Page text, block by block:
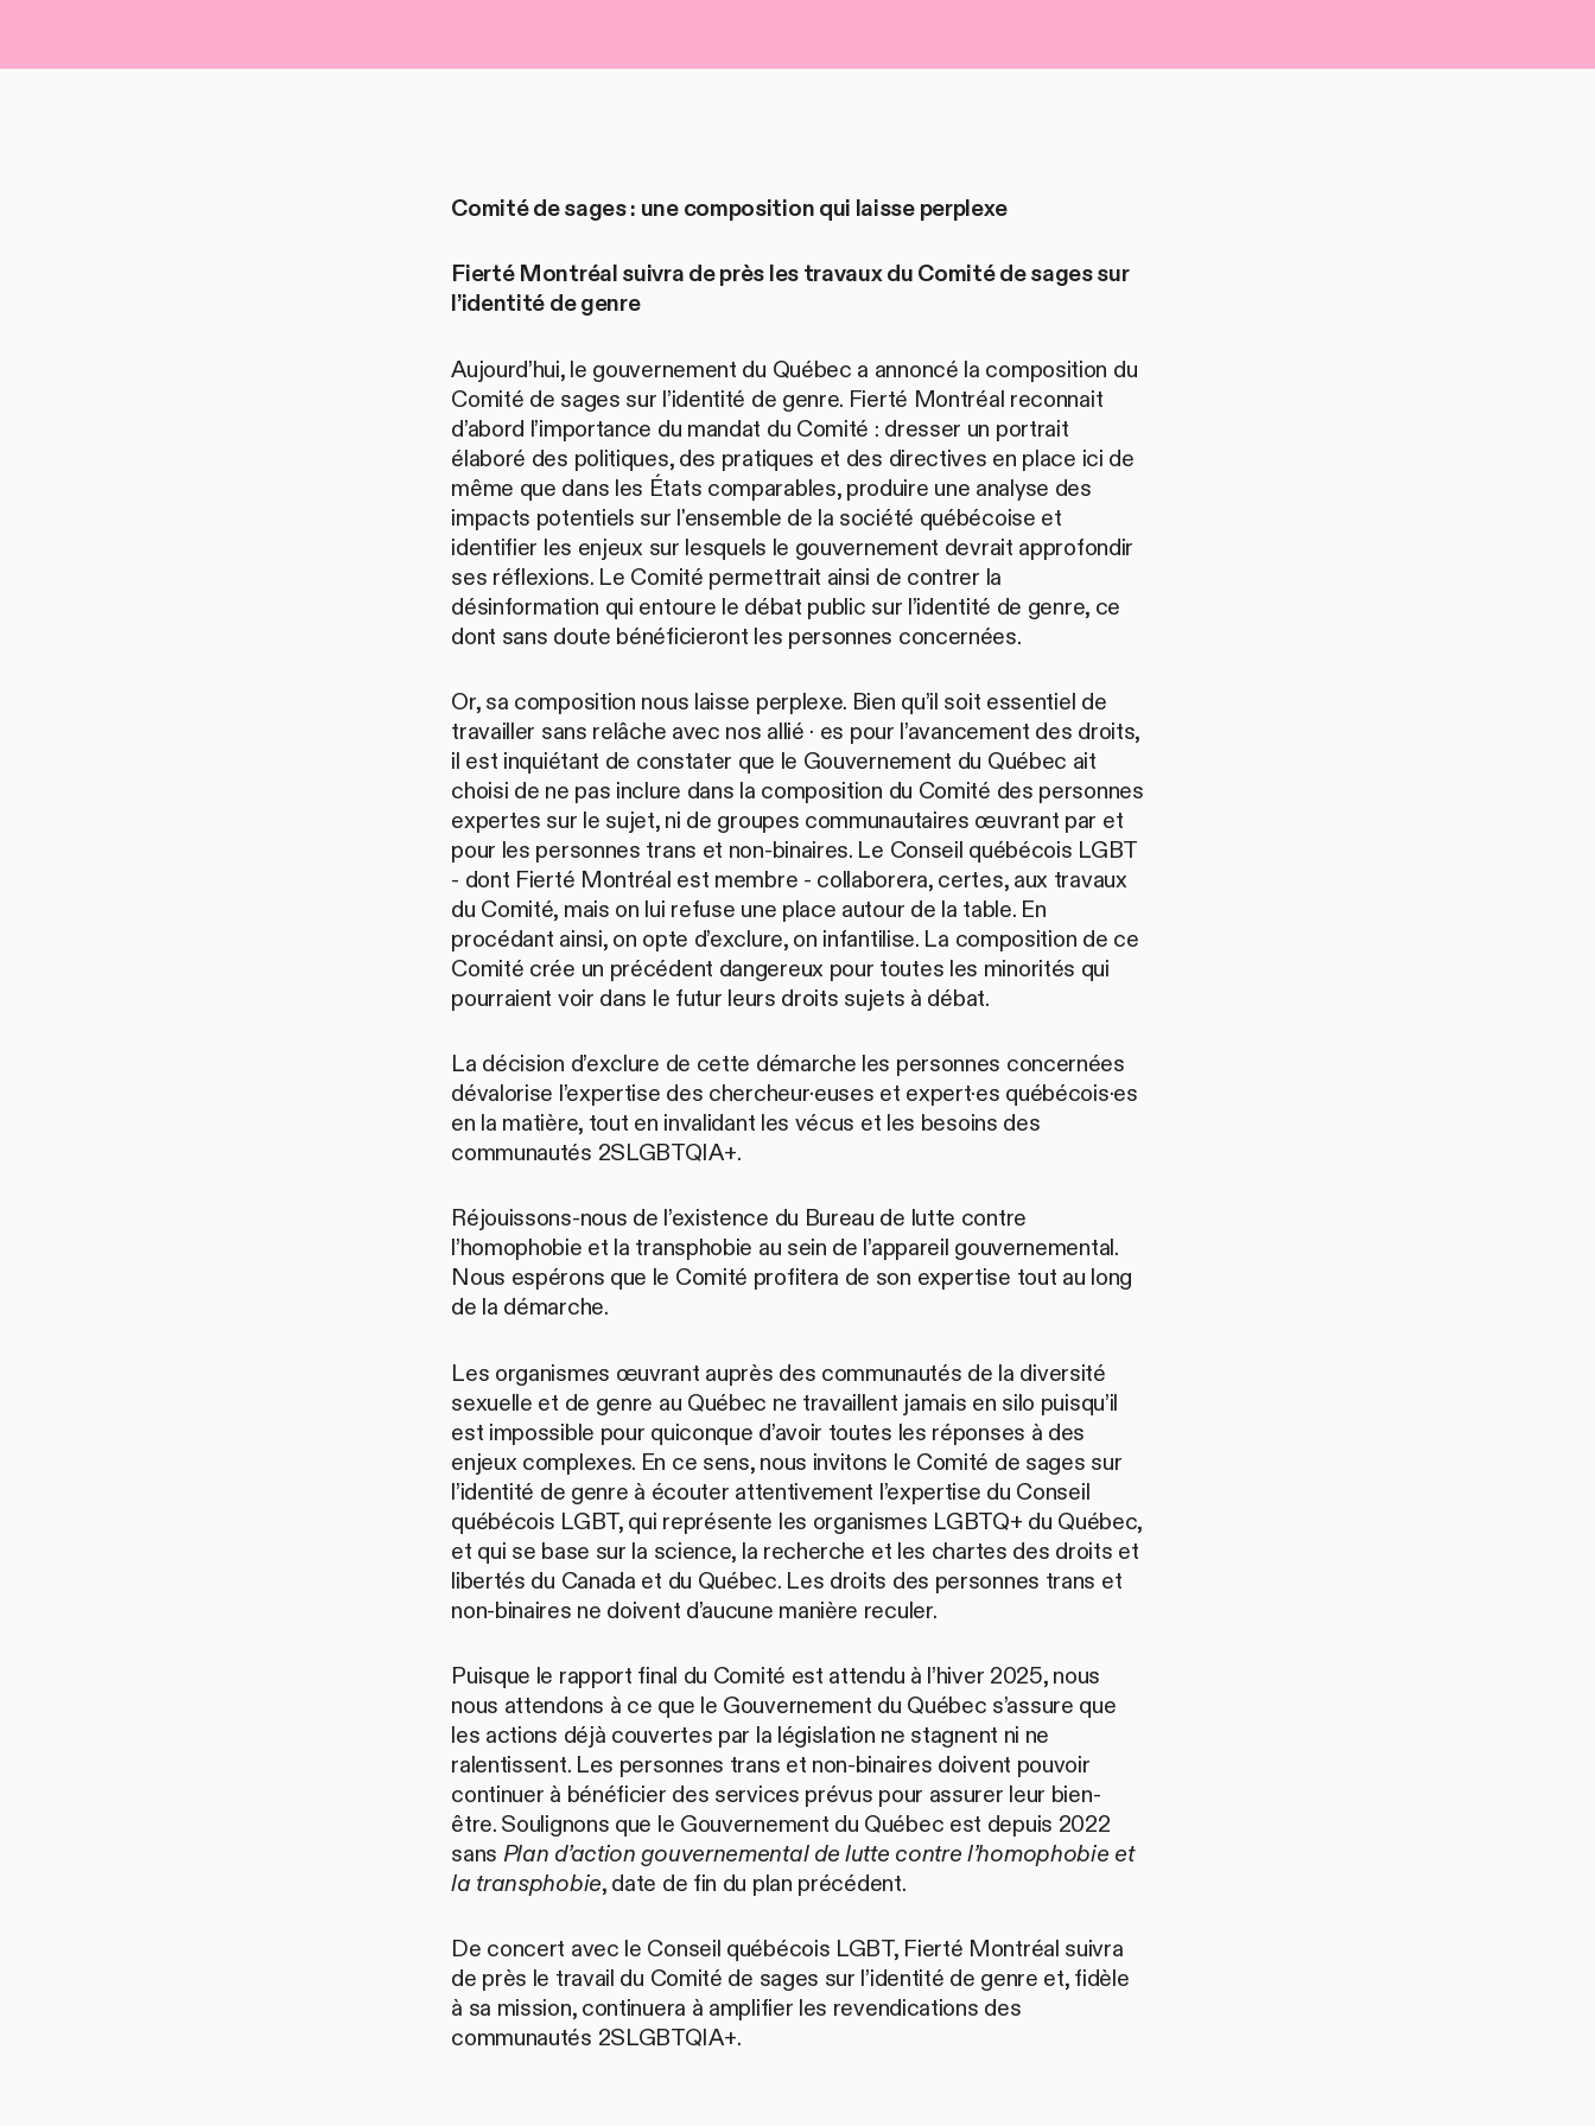
Comité de sages : une composition qui laisse perplexe
Fierté Montréal suivra de près les travaux du Comité de sages sur
l’identité de genre
Aujourd’hui, le gouvernement du Québec a annoncé la composition du
Comité de sages sur l’identité de genre. Fierté Montréal reconnait
d’abord l’importance du mandat du Comité : dresser un portrait
élaboré des politiques, des pratiques et des directives en place ici de
même que dans les États comparables, produire une analyse des
impacts potentiels sur l'ensemble de la société québécoise et
identifier les enjeux sur lesquels le gouvernement devrait approfondir
ses réflexions. Le Comité permettrait ainsi de contrer la
désinformation qui entoure le débat public sur l’identité de genre, ce
dont sans doute bénéficieront les personnes concernées.
Or, sa composition nous laisse perplexe. Bien qu’il soit essentiel de
travailler sans relâche avec nos allié · es pour l’avancement des droits,
il est inquiétant de constater que le Gouvernement du Québec ait
choisi de ne pas inclure dans la composition du Comité des personnes
expertes sur le sujet, ni de groupes communautaires œuvrant par et
pour les personnes trans et non-binaires. Le Conseil québécois LGBT
- dont Fierté Montréal est membre - collaborera, certes, aux travaux
du Comité, mais on lui refuse une place autour de la table. En
procédant ainsi, on opte d’exclure, on infantilise. La composition de ce
Comité crée un précédent dangereux pour toutes les minorités qui
pourraient voir dans le futur leurs droits sujets à débat.
La décision d’exclure de cette démarche les personnes concernées
dévalorise l’expertise des chercheur·euses et expert·es québécois·es
en la matière, tout en invalidant les vécus et les besoins des
communautés 2SLGBTQIA+.
Réjouissons-nous de l’existence du Bureau de lutte contre
l’homophobie et la transphobie au sein de l’appareil gouvernemental.
Nous espérons que le Comité profitera de son expertise tout au long
de la démarche.
Les organismes œuvrant auprès des communautés de la diversité
sexuelle et de genre au Québec ne travaillent jamais en silo puisqu’il
est impossible pour quiconque d’avoir toutes les réponses à des
enjeux complexes. En ce sens, nous invitons le Comité de sages sur
l’identité de genre à écouter attentivement l’expertise du Conseil
québécois LGBT, qui représente les organismes LGBTQ+ du Québec,
et qui se base sur la science, la recherche et les chartes des droits et
libertés du Canada et du Québec. Les droits des personnes trans et
non-binaires ne doivent d’aucune manière reculer.
Puisque le rapport final du Comité est attendu à l’hiver 2025, nous
nous attendons à ce que le Gouvernement du Québec s’assure que
les actions déjà couvertes par la législation ne stagnent ni ne
ralentissent. Les personnes trans et non-binaires doivent pouvoir
continuer à bénéficier des services prévus pour assurer leur bien-
être. Soulignons que le Gouvernement du Québec est depuis 2022
sans Plan d’action gouvernemental de lutte contre l’homophobie et
la transphobie, date de fin du plan précédent.
De concert avec le Conseil québécois LGBT, Fierté Montréal suivra
de près le travail du Comité de sages sur l’identité de genre et, fidèle
à sa mission, continuera à amplifier les revendications des
communautés 2SLGBTQIA+.